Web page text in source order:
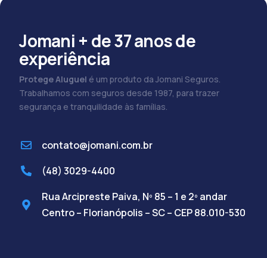
Jomani + de 37 anos de
experiência
Protege Aluguel é um produto da Jomani Seguros.
Trabalhamos com seguros desde 1987, para trazer
segurança e tranquilidade às famílias.
contato@jomani.com.br
(48) 3029-4400
Rua Arcipreste Paiva, Nº 85 – 1 e 2º andar
Centro – Florianópolis – SC – CEP 88.010-530